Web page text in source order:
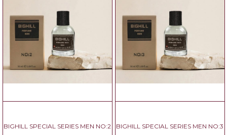
SPECIAL SERIES MEN NO:2 BIGHILL SPECIAL SERIES MEN NO:3